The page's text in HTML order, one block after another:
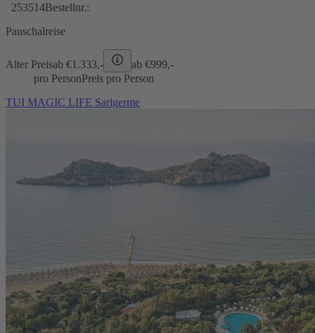
253514Bestellnr.:
Pauschalreise
Alter Preisab €1.333,- ab €999,-
pro PersonPreis pro Person
TUI MAGIC LIFE Sarigerme